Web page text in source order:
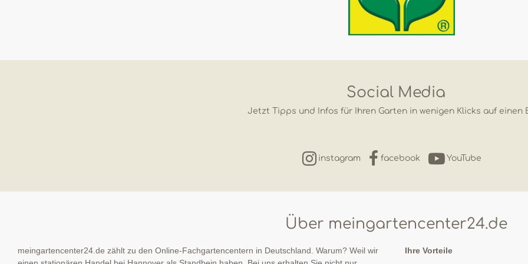
Social Media
Jetzt Tipps und Infos für Ihren Garten in wenigen Klicks auf einen
instagram facebook YouTube
Über meingartencenter24.de
meingartencenter24.de zählt zu den Online-Fachgartencentern in Deutschland. Warum? Weil wir
Ihre Vorteile